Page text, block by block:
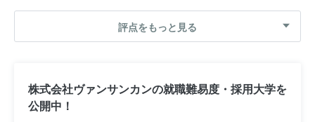
評点をもっと見る
株式会社ヴァンサンカンの就職難易度・採用大学を
公開中！